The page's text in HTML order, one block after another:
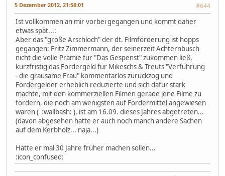
5 Dezember 2012, 21:58:01 #644
Ist vollkommen an mir vorbei gegangen und kommt daher
etwas spät...:
Aber das "große Arschloch" der dt. Filmförderung ist hopps
gegangen: Fritz Zimmermann, der seinerzeit Achternbusch
nicht die volle Prämie für "Das Gespenst" zukommen ließ,
kurzfristig das Fördergeld für Mikeschs & Treuts "Verführung
- die grausame Frau" kommentarlos zurückzog und
Fördergelder erheblich reduzierte und sich dafür stark
machte, mit den kommerziellen Filmen gerade jene Filme zu
fördern, die noch am wenigsten auf Fördermittel angewiesen
waren ( :wallbash: ), ist am 16.09. dieses Jahres abgetreten...
(davon abgesehen hatte er auch noch manch andere Sachen
auf dem Kerbholz... naja...)
Hätte er mal 30 Jahre früher machen sollen...
:icon_confused: